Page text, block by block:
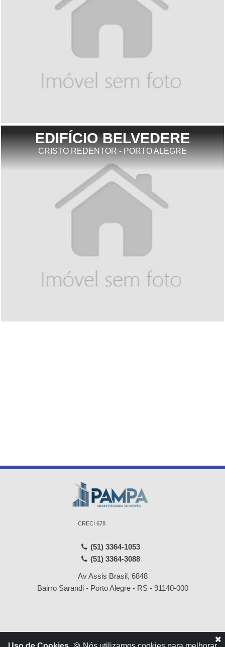
EDIFÍCIO BELVEDERE
CRISTO REDENTOR - PORTO ALEGRE
CRECI 678
(51) 3364-1053
(51) 3364-3088
Av Assis Brasil, 6848
Bairro Sarandi - Porto Alegre - RS - 91140-000